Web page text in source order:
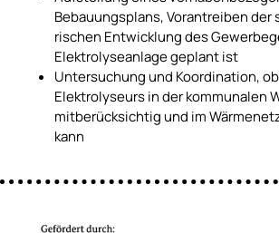
Bebauungsplans, Vorantreiben
rischen Entwicklung des
Elektrolyseanlage geplant ist
Untersuchung und Koordination,
Elektrolyseurs in der kommunalen
mitberücksichtig und im
kann